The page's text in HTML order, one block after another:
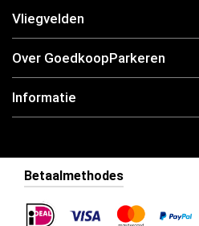
Vliegvelden
Over GoedkoopParkeren
Informatie
Betaalmethodes